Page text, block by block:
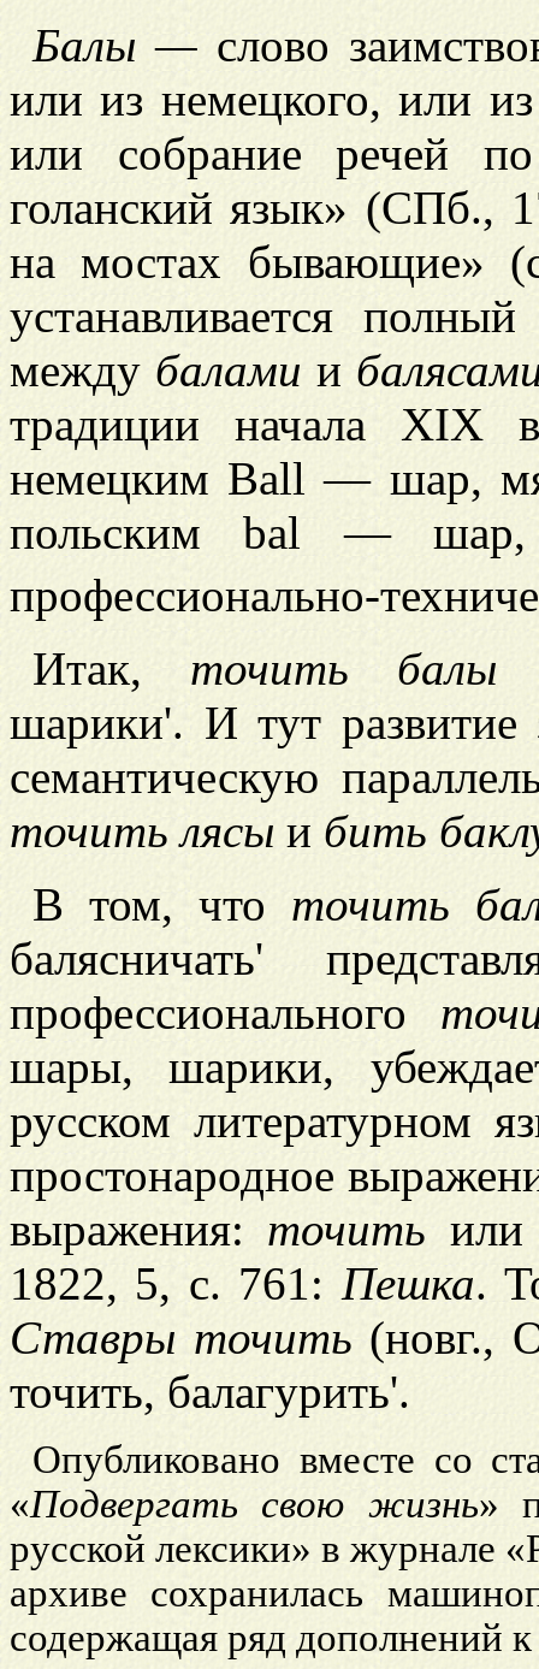
Балы —слово
или из немецкого, или
или собрание речей
голанский язык» (СПб.,
на мостах бывающие»
устанавливается
между балами и
традиции начала XIX
немецким Ball — шар,
польским bal — шар,
профессионально-
Итак, точить балы
шарики'. И тут развитие
семантическую
точить лясы и бить
В том, что точить
балясничать'
профессионального
шары, шарики,
русском литературном
простонародное
выражения: точить
1822, 5, с. 761: Пешка.
Ставры точить (новг.,
точить, балагурить'.
Опубликовано вместе со
«Подвергать свою жизнь»
русской лексики» в журнале
архиве сохранилась
содержащая ряд дополнений к